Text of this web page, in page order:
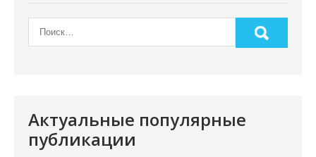
Актуальные популярные
публикации